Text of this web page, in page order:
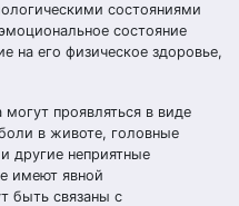
состояниями
состояние
на его физическое здоровье,
проявляться в виде
в животе, головные
другие неприятные
имеют явной
быть связаны с